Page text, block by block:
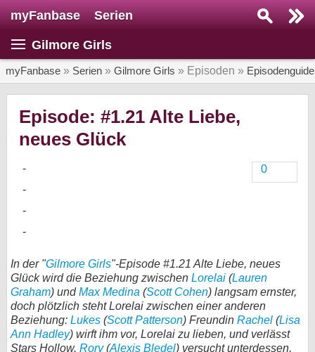
myFanbase Serien
Gilmore Girls
myFanbase » Serien » Gilmore Girls » Episoden » Episodenguide
Episode: #1.21 Alte Liebe,
neues Glück
0
In der "Gilmore Girls"-Episode #1.21 Alte Liebe, neues
Glück wird die Beziehung zwischen Lorelai (Lauren
Graham) undMax Medina (Scott Cohen) langsam ernster,
doch plötzlich steht Lorelai zwischen einer anderen
Beziehung: Lukes (Scott Patterson) Freundin Rachel (Lisa
Ann Hadley) wirft ihm vor, Lorelai zu lieben, und verlässt
Stars Hollow. Rory(Alexis Bledel) versucht unterdessen,
SERIEN
Kolumnen
Gewinnspiele
Forum
bei X